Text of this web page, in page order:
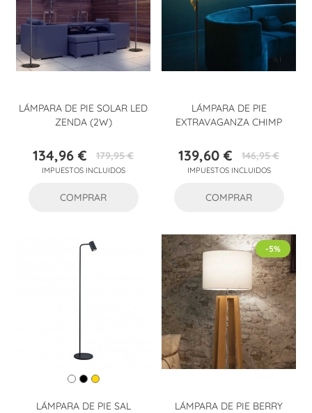
LÁMPARA DE PIE SOLAR LED
ZENDA (2W)
Precio
134,96 €Precio
base
179,95 €
IMPUESTOS INCLUIDOS
COMPRAR
LÁMPARA DE PIE
EXTRAVAGANZA CHIMP
Precio
139,60 €Precio
base
146,95 €
IMPUESTOS INCLUIDOS
COMPRAR
LÁMPARA DE PIE SAL LÁMPARA DE PIE BERRY
-5%